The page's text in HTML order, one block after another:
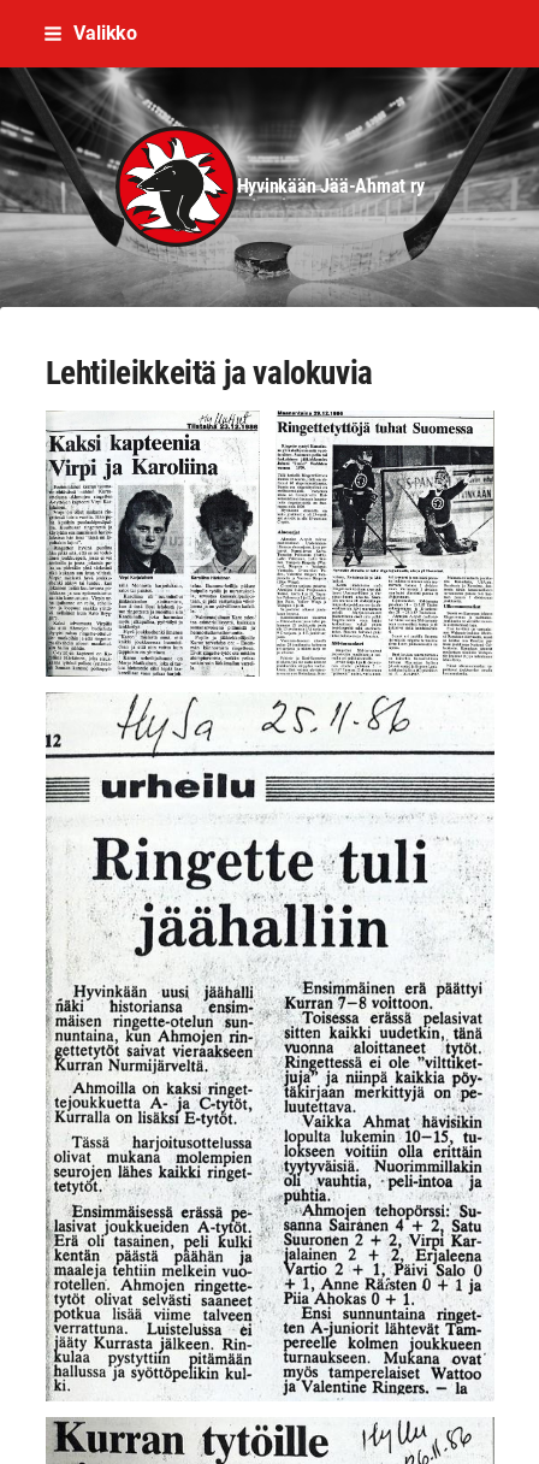
Siirry
sisältöön
Valikko
Hyvinkään Jää-Ahmat ry
Lehtileikkeitä ja valokuvia